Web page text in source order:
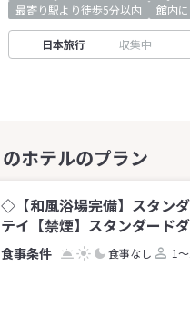
最寄り駅より徒歩5分以内
館内
日本旅行 収集中
◇【和風浴場完備】スタン
テイ【禁煙】スタンダード
食事なし 1